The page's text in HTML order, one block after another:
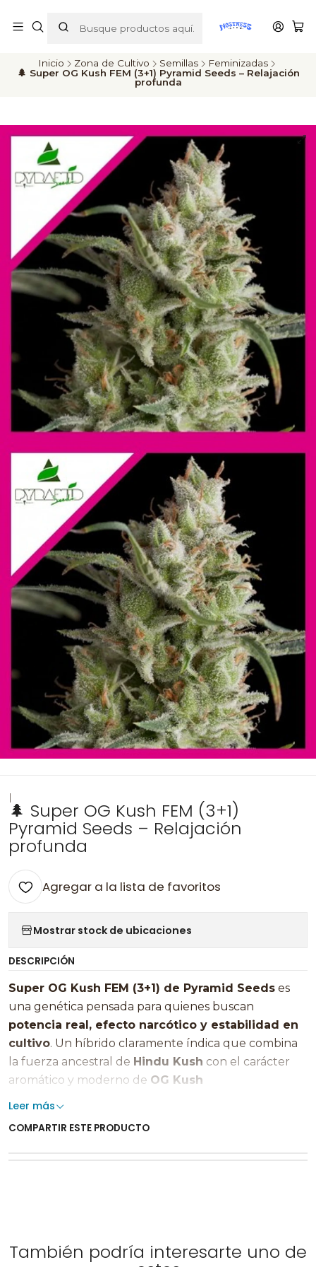
ENVÍOS A TODO CHILE
Inicio Zona de Cultivo Semillas
Feminizadas
🌲 Super OG Kush FEM (3+1) Pyramid Seeds – Relajación
profunda
|
🌲 Super OG Kush FEM (3+1)
Pyramid Seeds – Relajación
profunda
Agregar a la lista de favoritos
Mostrar stock de ubicaciones
DESCRIPCIÓN
Super OG Kush FEM (3+1) de Pyramid Seeds es
una genética pensada para quienes buscan
potencia real, efecto narcótico y estabilidad en
cultivo. Un híbrido claramente índica que combina
la fuerza ancestral de Hindu Kush con el carácter
aromático y moderno de OG Kush
estadounidense
Es una variedad ideal para el final del día, con un
🌙 Efecto narcótico profundo, ideal para
Leer más
COMPARTIR ESTE PRODUCTO
También podría interesarte uno de